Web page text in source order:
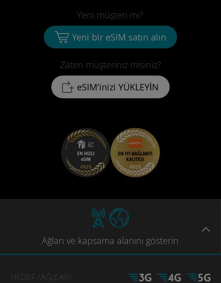
Zaten müşteriniz misiniz?
eSIM'inizi YÜKLEYİN
Yeni müşteri mi?
Yeni bir eSIM satın alın
Ağları ve kapsama alanını gösterin
HEDEF /AĞ(LAR)